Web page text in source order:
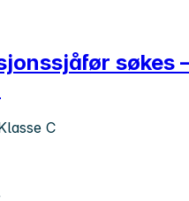
søkes
C